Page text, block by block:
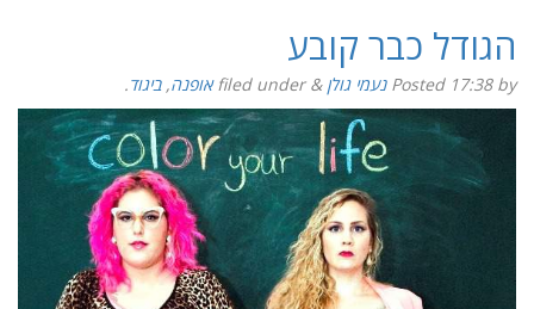
הגודל כבר קובע
Posted 17:38by נעמי גולן &
filed under אופנה,ביגוד.